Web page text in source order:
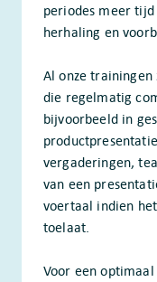
periodes meer
herhaling en
Al onze
die regelmatig
bijvoorbeeld in
vergaderingen,
van een
voertaal indien
toelaat.
Voor een